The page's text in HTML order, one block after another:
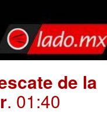
de la
. 01:40